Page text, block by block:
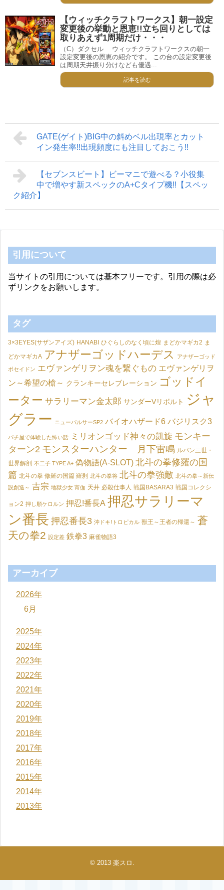
【ウィッチクラフトワークス】朝一設定
変更後の挙動と恩恵!!立ち回りとしては
取りあえず1周期だけ・・・
（C）ダクセル ウィッチクラフトワークスの朝一
設定変更後の恩恵の紹介です。 この台の設定変更後
は周期天井振り分けなども優遇...
記事を読む
GATE(ゲイト)BIG中の斜めベル出現率とカット
イン発生率!!出現頻度にも注目しておこう!!
【セブンスビート】ビーマニで遊べる？小役集
中で増やす新スペックのA+Cタイプ機!!【スペッ
ク紹介】
引用について
当サイトの引用については基本フリーです。引用の際は必
ずリンクをお願いします。
タグ
3×3EYES(サザンアイズ) HANABI ひぐらしのなく頃に煌 まどかマギカ2 ま
どかマギカA アナザーゴッドハーデス アナザーゴッド
ポセイドン エヴァンゲリヲン魂を繋ぐもの エヴァンゲリヲ
ン～希望の槍～ クランキーセレブレーション ゴッドイ
ーター サラリーマン金太郎 サンダーVリボルト
ジャ
グラー
ニューパルサーSP2 バイオハザード6 バジリスク3
パチ屋で体験した怖い話 ミリオンゴッド神々の凱旋 モンキー
ターン2 モンスターハンター 月下雷鳴 ルパン三世・
世界解剖 不二子 TYPE A+ 偽物語(A-SLOT) 北斗の拳修羅の国
篇 北斗の拳 修羅の国篇 羅刹 北斗の拳将 北斗の拳強敵 北斗の拳～新伝
説創造～ 吉宗 地獄少女 宵伽 天井 必殺仕事人 戦国BASARA3 戦国コレクシ
ョン2 押し順ケロルン 押忍!番長A 押忍サラリーマ
ン番長 押忍番長3 沖ドキ!トロピカル 獣王～王者の帰還～ 蒼
天の拳2 設定差 鉄拳3 麻雀物語3
アーカイブ
2026年
6月
2025年
2024年
2023年
2022年
2021年
2020年
2019年
2018年
2017年
2016年
2015年
2014年
2013年
© 2013 楽スロ .